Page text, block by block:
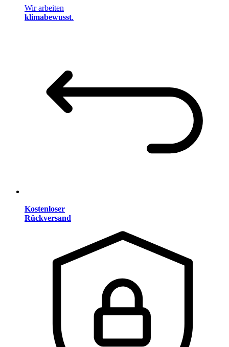
Wir arbeiten
klimabewusst.
Kostenloser
Rückversand